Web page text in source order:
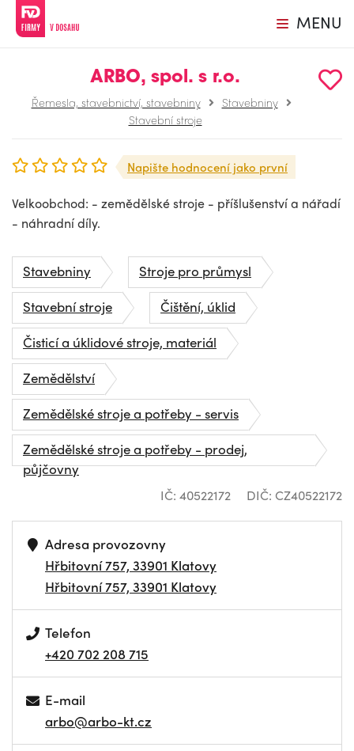
MENU
ARBO, spol. s r.o.
Řemesla, stavebnictví, stavebniny
Stavebniny
Stavební stroje
Napište hodnocení jako první
Velkoobchod: - zemědělské stroje - příšlušenství a nářadí
- náhradní díly.
Stavebniny
Stroje pro průmysl
Stavební stroje
Čištění, úklid
Čisticí a úklidové stroje, materiál
Zemědělství
Zemědělské stroje a potřeby - servis
Zemědělské stroje a potřeby - prodej,
půjčovny
IČ: 40522172 DIČ: CZ40522172
Adresa provozovny
Hřbitovní 757, 33901 Klatovy
Hřbitovní 757, 33901 Klatovy
Telefon
+420 702 208 715
E-mail
arbo@arbo-kt.cz